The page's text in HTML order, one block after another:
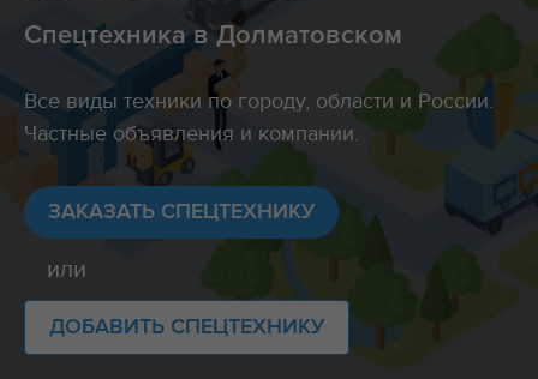
Спецтехника в Долматовском
Все виды техники по городу, области и России.
Частные объявления и компании.
ЗАКАЗАТЬ СПЕЦТЕХНИКУ
или
ДОБАВИТЬ СПЕЦТЕХНИКУ